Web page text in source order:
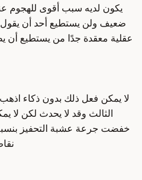
يكون لديه سبب أقوى للهجوم
ضعيف ولن يستطيع أحد أن يقول
عقلية معقدة جدًا من يستطيع أن
لا يمكن فعل ذلك بدون ذكاء
الثالث وقد لا يحدث لكن لا
خفضت جرعة عشبة التحفيز بنسبة